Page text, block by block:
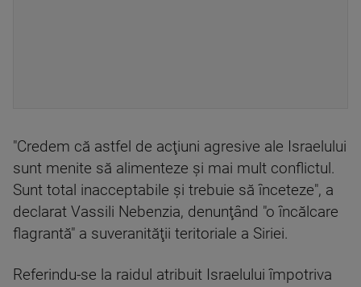
"Credem că astfel de acţiuni agresive ale Israelului
sunt menite să alimenteze şi mai mult conflictul.
Sunt total inacceptabile şi trebuie să înceteze", a
declarat Vassili Nebenzia, denunţând "o încălcare
flagrantă" a suveranităţii teritoriale a Siriei.
Referindu-se la raidul atribuit Israelului împotriva